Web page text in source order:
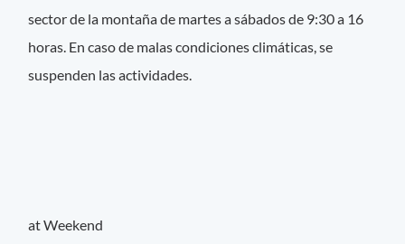
sector de la montaña de martes a sábados de 9:30 a 16
horas. En caso de malas condiciones climáticas, se
suspenden las actividades.
at Weekend